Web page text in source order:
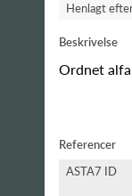
Henlagt
Beskrivelse
Ordnet
Referencer
ASTA7 ID